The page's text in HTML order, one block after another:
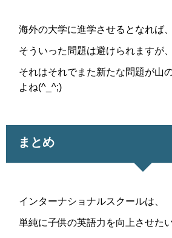
海外の大学に進学させるとなれば、
そういった問題は避けられますが、
それはそれでまた新たな問題が山
よね(^_^;)
まとめ
インターナショナルスクールは、
単純に子供の英語力を向上させた